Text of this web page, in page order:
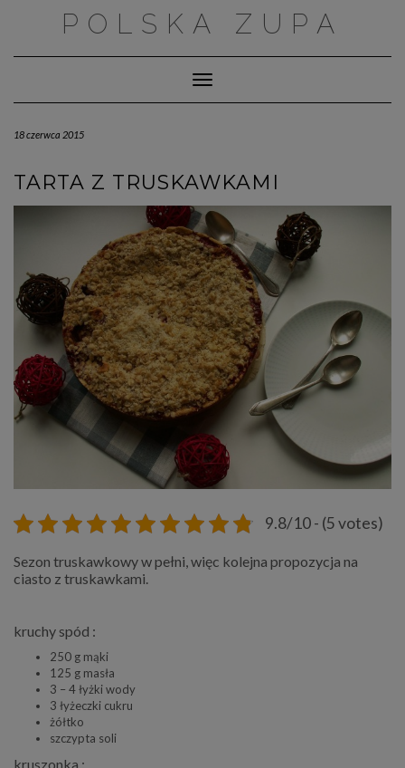
POLSKA ZUPA
Toggle Navigation
18 czerwca 2015
TARTA Z TRUSKAWKAMI
9.8/10 - (5 votes)
Sezon truskawkowy w pełni, więc kolejna propozycja na
ciasto z truskawkami.
kruchy spód :
250 g mąki
125 g masła
3 – 4 łyżki wody
3 łyżeczki cukru
żółtko
szczypta soli
kruszonka :